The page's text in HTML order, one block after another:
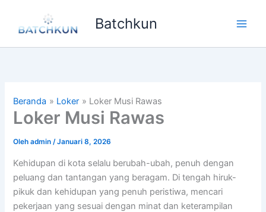
konten
Batchkun
Beranda Loker Loker Musi Rawas
Loker Musi Rawas
Olehadmin/Januari 8, 2026
Kehidupan di kota selalu berubah-ubah, penuh dengan
peluang dan tantangan yang beragam. Di tengah hiruk-
pikuk dan kehidupan yang penuh peristiwa, mencari
pekerjaan yang sesuai dengan minat dan keterampilan